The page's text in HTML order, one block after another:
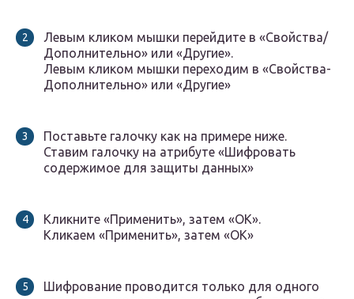
Левым кликом мышки перейдите в «Свойства/
Дополнительно» или «Другие».
Левым кликом мышки переходим в «Свойства-
Дополнительно» или «Другие»
Поставьте галочку как на примере ниже.
Ставим галочку на атрибуте «Шифровать
содержимое для защиты данных»
Кликните «Применить», затем «ОК».
Кликаем «Применить», затем «ОК»
Шифрование проводится только для одного